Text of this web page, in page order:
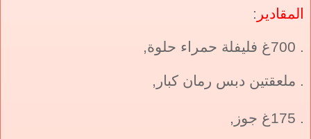
المقادير :
. 700غ فليفلة حمراء حلوة,
. ملعقتين دبس رمان كبار,
. 175غ جوز,